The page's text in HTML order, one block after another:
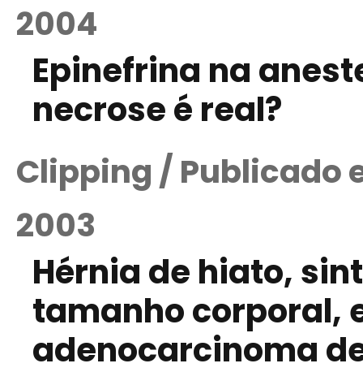
2004
Epinefrina na
necrose é real?
Clipping / Publicado
2003
Hérnia de hiato,
tamanho corporal,
adenocarcinoma